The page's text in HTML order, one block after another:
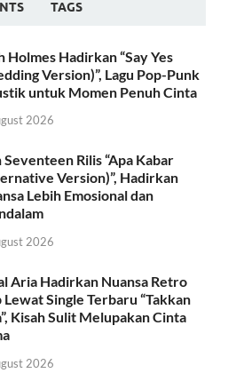
TAGS
Holmes Hadirkan “Say Yes
Version)”, Lagu Pop-Punk
untuk Momen Penuh Cinta
2026
Seventeen Rilis “Apa Kabar
Version)”, Hadirkan
Lebih Emosional dan
2026
Aria Hadirkan Nuansa Retro
Lewat Single Terbaru “Takkan
Kisah Sulit Melupakan Cinta
2026